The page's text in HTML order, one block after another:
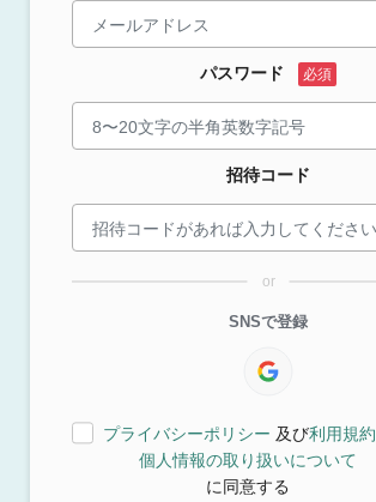
パスワード
招待コード
or
SNSで登録
プライバシーポリシー 及び利用規約
個人情報の取り扱いについて
に同意する